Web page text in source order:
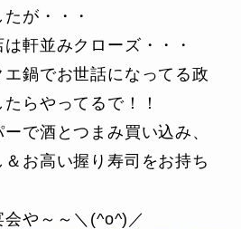
が・・・
軒並みクローズ・・・
鍋でお世話になってる政
らやってるで！！
で酒とつまみ買い込み、
お高い握り寿司をお持ち
や～～＼(^o^)／